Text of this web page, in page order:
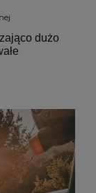
dużo